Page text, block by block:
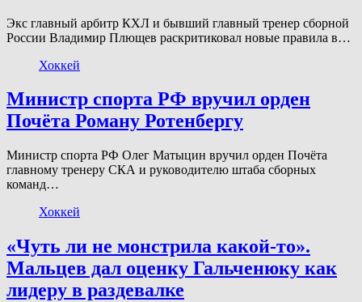
Экс главный арбитр КХЛ и бывший главный тренер сборной
России Владимир Плющев раскритиковал новые правила в…
Хоккей
Министр спорта РФ вручил орден
Почёта Роману Ротенбергу
Министр спорта РФ Олег Матыцин вручил орден Почёта
главному тренеру СКА и руководителю штаба сборных
команд…
Хоккей
«Чуть ли не монстрила какой-то».
Мальцев дал оценку Гальченюку как
лидеру в раздевалке